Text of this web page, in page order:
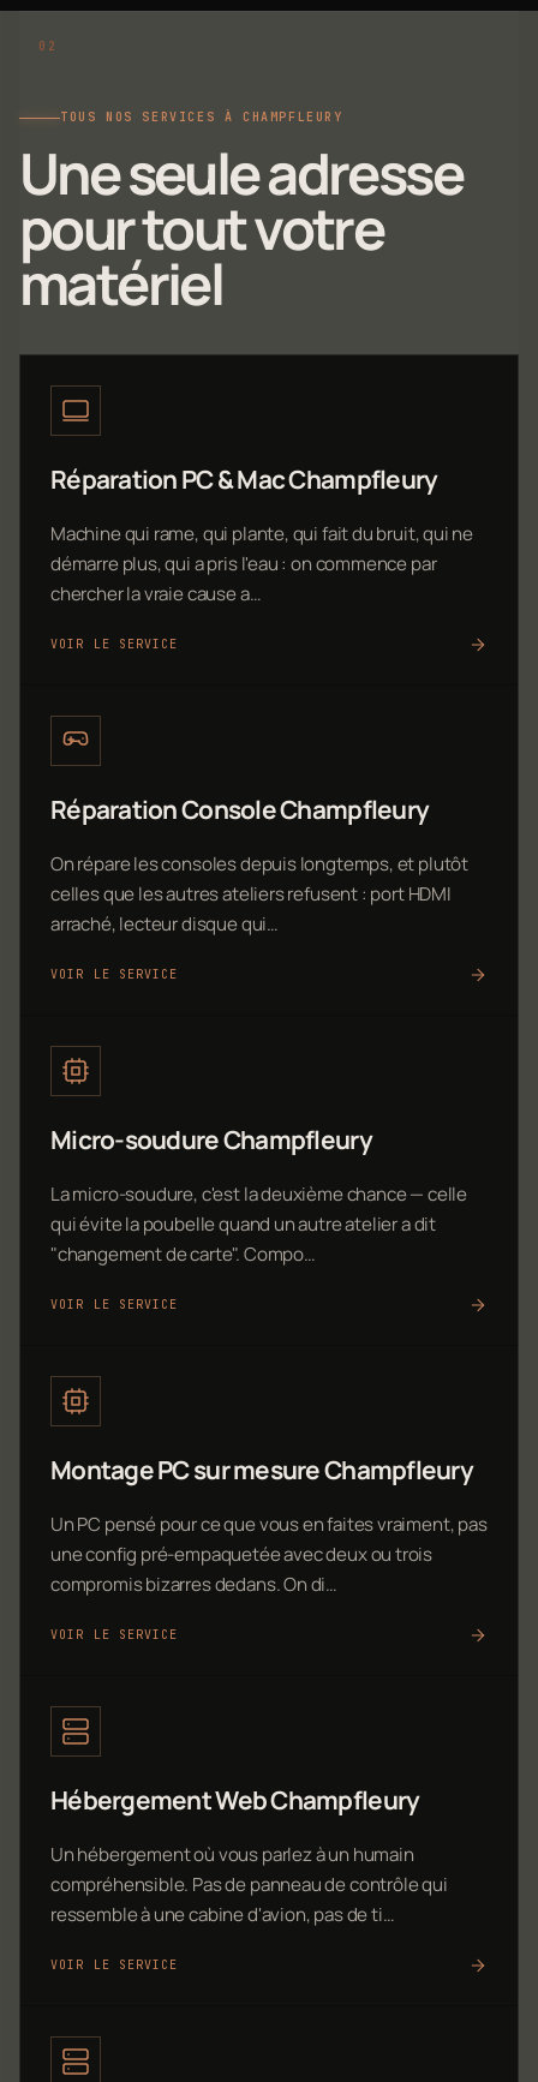
TOUS NOS SERVICES À CHAMPFLEURY
Une seule adresse
pour tout votre
matériel
Réparation PC & Mac Champfleury
Machine qui rame, qui plante, qui fait du bruit, qui ne
démarre plus, qui a pris l'eau : on commence par
chercher la vraie cause a…
VOIR LE SERVICE
Réparation Console Champfleury
On répare les consoles depuis longtemps, et plutôt
celles que les autres ateliers refusent : port HDMI
arraché, lecteur disque qui…
VOIR LE SERVICE
Micro-soudure Champfleury
La micro-soudure, c'est la deuxième chance — celle
qui évite la poubelle quand un autre atelier a dit
"changement de carte". Compo…
VOIR LE SERVICE
Montage PC sur mesure Champfleury
Un PC pensé pour ce que vous en faites vraiment, pas
une config pré-empaquetée avec deux ou trois
compromis bizarres dedans. On di…
VOIR LE SERVICE
Hébergement Web Champfleury
Un hébergement où vous parlez à un humain
compréhensible. Pas de panneau de contrôle qui
ressemble à une cabine d'avion, pas de ti…
VOIR LE SERVICE